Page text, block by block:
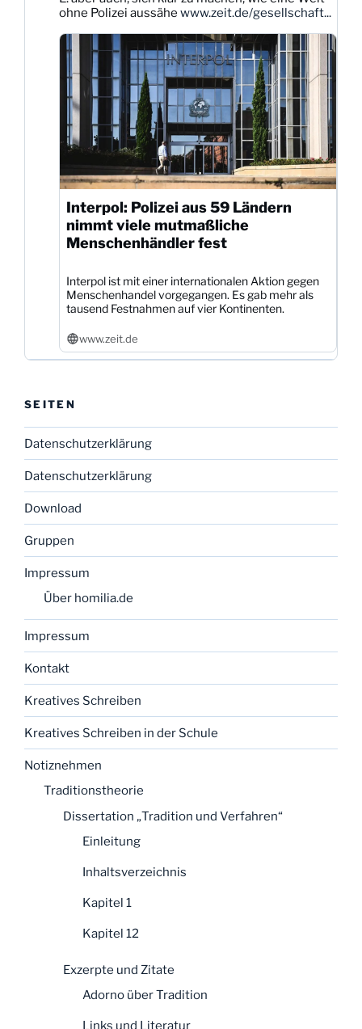
ansehenohne Polizei aussähe www.zeit.de/gesellschaft...
Interpol: Polizei aus 59 Ländern
nimmt viele mutmaßliche
Menschenhändler fest
Interpol ist mit einer internationalen Aktion gegen
Menschenhandel vorgegangen. Es gab mehr als
tausend Festnahmen auf vier Kontinenten.
www.zeit.de
SEITEN
Datenschutzerklärung
Datenschutzerklärung
Download
Gruppen
Impressum
Über homilia.de
Impressum
Kontakt
Kreatives Schreiben
Kreatives Schreiben in der Schule
Notiznehmen
Traditionstheorie
Dissertation „Tradition und Verfahren“
Einleitung
Inhaltsverzeichnis
Kapitel 1
Kapitel 12
Exzerpte und Zitate
Adorno über Tradition
Links und Literatur